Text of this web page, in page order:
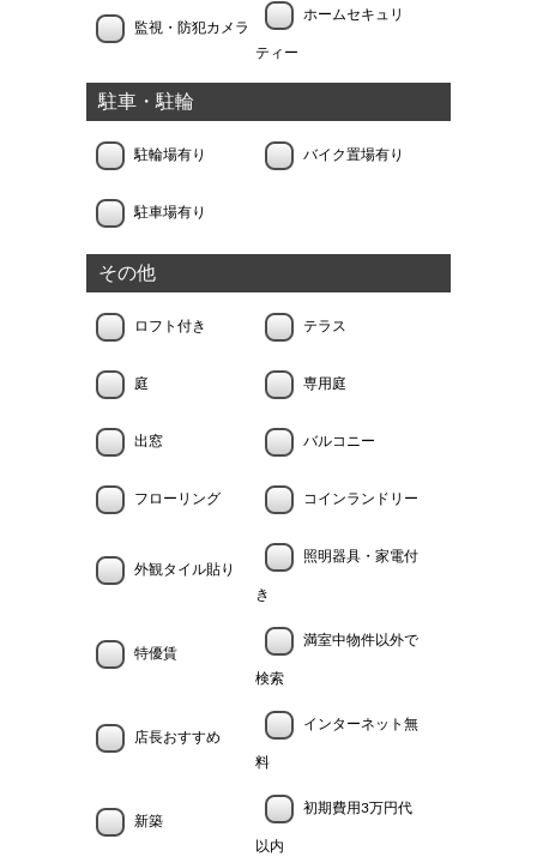
監視・防犯カメラ
ホームセキュリ
ティー
駐車・駐輪
駐輪場有り バイク置場有り
駐車場有り
その他
ロフト付き テラス
庭 専用庭
出窓 バルコニー
フローリング コインランドリー
外観タイル貼り
照明器具・家電付
き
特優賃
満室中物件以外で
検索
店長おすすめ
インターネット無
料
新築
初期費用3万円代
以内